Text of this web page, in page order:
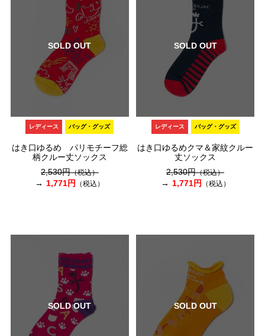
SOLD OUT
レディース バッグ・グッズ
はき口ゆるめ パリモチーフ総
柄クルー丈ソックス
2,530円（税込）
1,771円 （税込）
SOLD OUT
レディース バッグ・グッズ
はき口ゆるめクマ＆家紋クルー
丈ソックス
2,530円（税込）
1,771円 （税込）
SOLD OUT SOLD OUT